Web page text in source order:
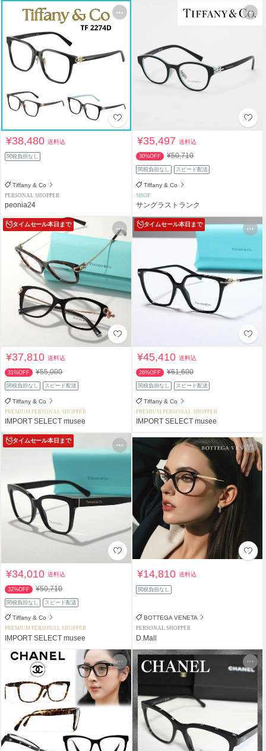
¥38,480送料込
関税負担なし
Tiffany & Co
PERSONAL SHOPPER
peonia24
¥35,497送料込
30%OFF ¥50,710
関税負担なし スピード配送
Tiffany & Co
SHOP
サングラストランク
タイムセール本日まで
¥37,810送料込
31%OFF ¥55,000
関税負担なし スピード配送
Tiffany & Co
PREMIUM PERSONAL SHOPPER
IMPORT SELECT musee
タイムセール本日まで
¥45,410送料込
26%OFF ¥61,600
関税負担なし スピード配送
Tiffany & Co
PREMIUM PERSONAL SHOPPER
IMPORT SELECT musee
タイムセール本日まで
¥34,010送料込
32%OFF ¥50,710
関税負担なし スピード配送
Tiffany & Co
PREMIUM PERSONAL SHOPPER
IMPORT SELECT musee
¥14,810送料込
関税負担なし
BOTTEGA VENETA
PERSONAL SHOPPER
D.Mall